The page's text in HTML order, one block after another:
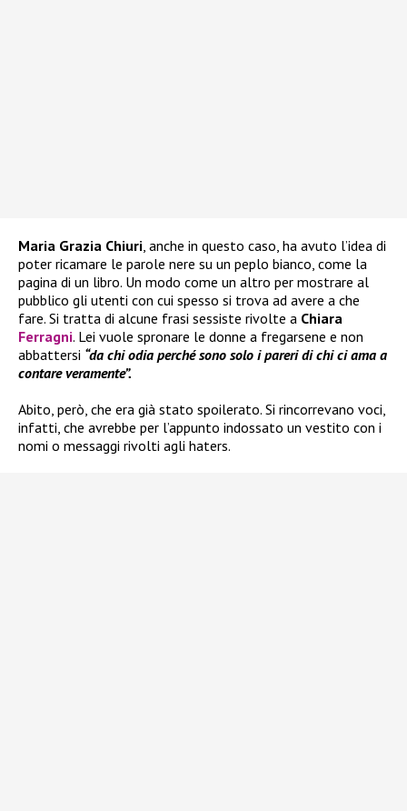
Maria Grazia Chiuri, anche in questo caso, ha avuto l’idea di
poter ricamare le parole nere su un peplo bianco, come la
pagina di un libro. Un modo come un altro per mostrare al
pubblico gli utenti con cui spesso si trova ad avere a che
fare. Si tratta di alcune frasi sessiste rivolte a Chiara
Ferragni. Lei vuole spronare le donne a fregarsene e non
abbattersi “da chi odia perché sono solo i pareri di chi ci ama a
contare veramente”.
Abito, però, che era già stato spoilerato. Si rincorrevano voci,
infatti, che avrebbe per l’appunto indossato un vestito con i
nomi o messaggi rivolti agli haters.